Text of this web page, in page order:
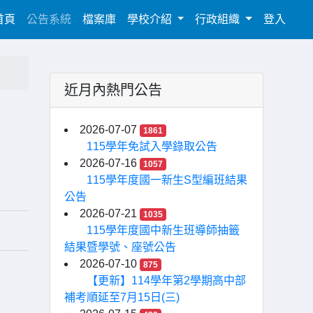
頁(current)
公告系統 檔案庫 學校介紹 行政組織 登入
近月內熱門公告
2026-07-07 1861
115學年免試入學錄取公告
2026-07-16
1057
115學年度國一新生S型編班結果
公告
2026-07-21
1035
115學年度國中新生班導師抽籤
結果暨學號、座號公告
2026-07-10
875
【更新】114學年第2學期高中部
補考順延至7月15日(三)